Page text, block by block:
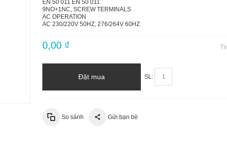
EN 50 011 EN 50 011
9NO+1NC, SCREW TERMINALS
AC OPERATION
AC 230/220V 50HZ, 276/264V 60HZ
0,00 ₫
SL:
Đặt mua
So sánh Gửi bạn bè